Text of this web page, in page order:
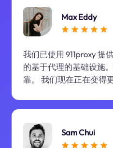
Max Eddy
我们已使用 911proxy 提
的基于代理的基础设施
靠。 我们现在正在变得更
Sam Chui